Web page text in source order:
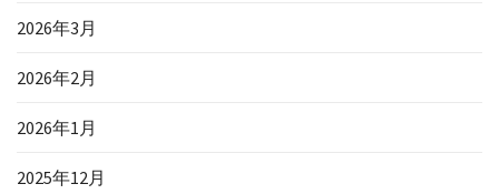
2026年3月
2026年2月
2026年1月
2025年12月